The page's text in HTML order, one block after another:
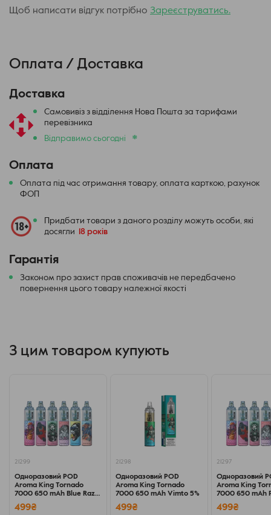
Щоб написати відгук потрібно Зареєструватись.
Оплата / Доставка
Доставка
Самовивіз з відділення Нова Пошта за тарифами
перевізника
Відправимо сьогодні
*
Оплата
Оплата під час отримання товару, оплата карткою, рахунок
ФОП
Придбати товари з даного розділу можуть особи, які
досягли
18 років
Гарантія
Законом про захист прав споживачів не передбачено
повернення цього товару належної якості
З цим товаром купують
21299
Одноразовий POD
Aroma King Tornado
7000 650 mAh Blue Razz
Lemonade 5% (Лимонад
з блакитної малини)
499₴
21298
Одноразовий POD
Aroma King Tornado
7000 650 mAh Vimto 5%
499₴
21297
Одноразовий
Aroma King
7000 650 mAh
Mango 5%
манго)
499₴